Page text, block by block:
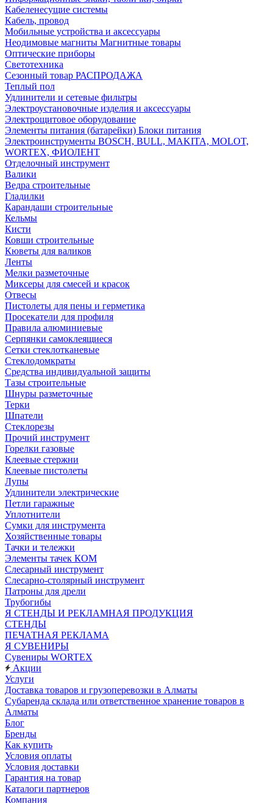
Кабеленесущие системы
Кабель, провод
Мобильные устройства и аксессуары
Неодимовые магниты Магнитные товары
Оптические приборы
Светотехника
Сезонный товар РАСПРОДАЖА
Теплый пол
Удлинители и сетевые фильтры
Электроустановочные изделия и аксессуары
Электрощитовое оборудование
Элементы питания (батарейки) Блоки питания
Электроинструменты BOSCH, BULL, MAKITA, MOLOT,
WORTEX, ФИОЛЕНТ
Отделочный инструмент
Валики
Ведра строительные
Гладилки
Карандаши строительные
Кельмы
Кисти
Ковши строительные
Кюветы для валиков
Ленты
Мелки разметочные
Миксеры для смесей и красок
Отвесы
Пистолеты для пены и герметика
Просекатели для профиля
Правила алюминиевые
Серпянки самоклеящиеся
Сетки стеклотканевые
Стеклодомкраты
Средства индивидуальной защиты
Тазы строительные
Шнуры разметочные
Терки
Шпатели
Стеклорезы
Прочий инструмент
Горелки газовые
Клеевые стержни
Клеевые пистолеты
Лупы
Удлинители электрические
Петли гаражные
Уплотнители
Сумки для инструмента
Хозяйственные товары
Тачки и тележки
Элементы тачек КОМ
Слесарный инструмент
Слесарно-столярный инструмент
Патроны для дрели
Трубогибы
Я СТЕНДЫ И РЕКЛАМНАЯ ПРОДУКЦИЯ
СТЕНДЫ
ПЕЧАТНАЯ РЕКЛАМА
Я СУВЕНИРЫ
Сувениры WORTEX
Акции
Услуги
Доставка товаров и грузоперевозки в Алматы
Субаренда склада или ответственное хранение товаров в
Алматы
Блог
Бренды
Как купить
Условия оплаты
Условия доставки
Гарантия на товар
Каталоги партнеров
Компания